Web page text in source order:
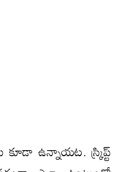
ఉన్నాయట. స్క్రిప్ట్